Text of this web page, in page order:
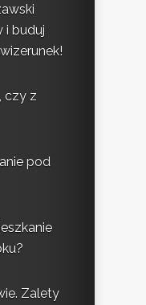
i buduj
czy z
pod
Zalety